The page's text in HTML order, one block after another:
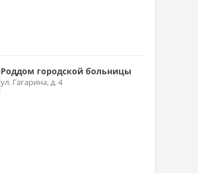
Роддом городской больницы
ул. Гагарина, д. 4